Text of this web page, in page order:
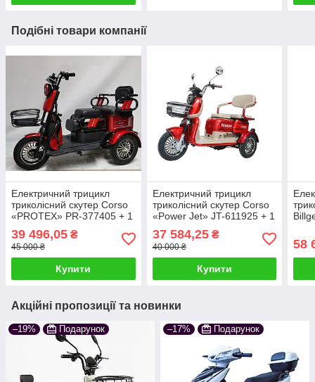
Подібні товари компанії
Електричний трицикл
триколісний скутер Corso
«PROTEX» PR-377405 + 1
акумулятор графеновий
72V/23Ah червоний
39 496,05 ₴
45 000 ₴
Купити
Електричний трицикл
триколісний скутер Corso
«Power Jet» JT-611925 + 1
72V/23Ah червоний
37 584,25₴
40 000 ₴
Купити
58
Акційні пропозиції та новинки
–19% Подарунок –17% Подарунок